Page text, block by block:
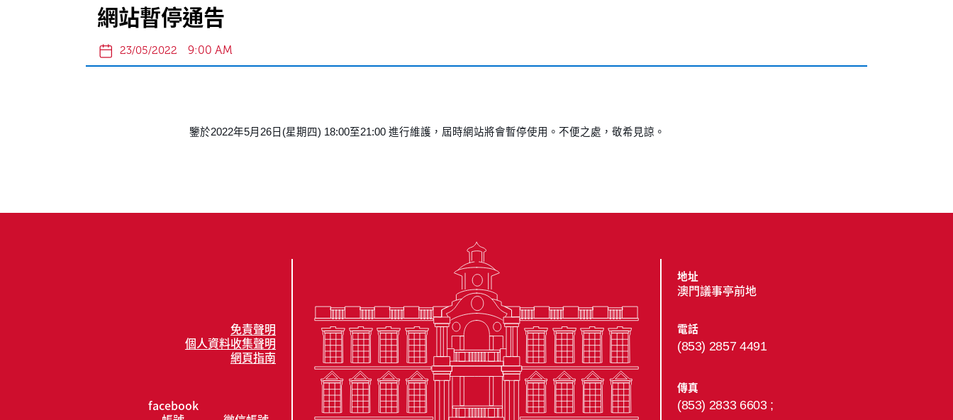
網站暫停通告
23/05/2022 9:00 AM
鑒於2022年5月26日(星期四) 18:00至21:00 進行維護，屆時網站將會暫停使用。不便之處，敬希見諒。
免責聲明
個人資料收集聲明
網頁指南
facebook
地址
澳門議事亭前地
電話
(853) 2857 4491
傳真
(853) 2833 6603 ;